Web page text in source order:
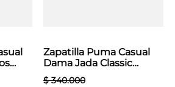
Zapatilla Puma Casual
Dama Jada Classic
Blanco
$ 340.000